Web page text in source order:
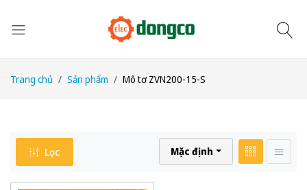
Trang chủ Sản phẩm Mô tơ ZVN200-15-S
Lọc Mặc định